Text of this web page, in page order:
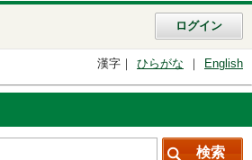
ログイン
漢字 ひらがな English